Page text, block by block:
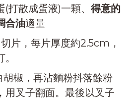
打散成蛋液)一顆、 得意的
合油適量
片，每片厚度約2.5cm，
胡椒，再沾麵粉抖落餘粉
用叉子翻面。最後以叉子